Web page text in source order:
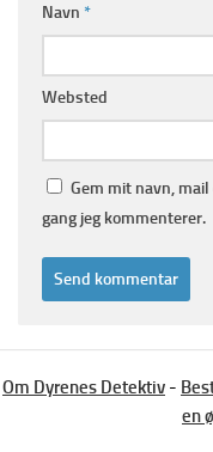
Navn *
Websted
Gem mit navn,
gang jeg kommenterer.
Om Dyrenes Detektiv -
en